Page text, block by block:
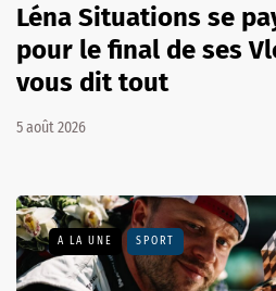
Léna Situations se
pour le final de ses
vous dit tout
5 août 2026
A LA UNE SPORT